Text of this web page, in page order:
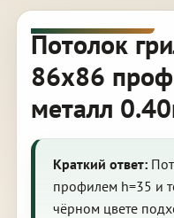
Потолок
86х86
металл
Краткий ответ:
профилем h=35 и
чёрном цвете